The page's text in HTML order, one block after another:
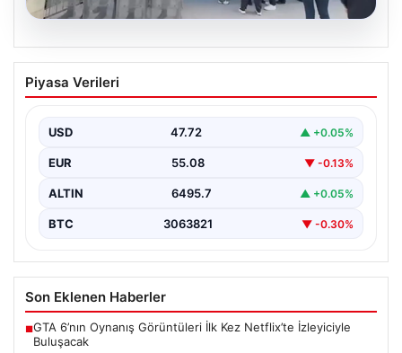
05.08.2026
Avcılar Belediyesi’ne operasyon. 12
şüpheli gözaltına alındı
12 Şüpheli Gözaltına Alındı", "content": "İstanbul'un
önemli ilçelerinden Avcılar'da…
Piyasa Verileri
USD 47.72 ▲ +0.05%
EUR 55.08 ▼ -0.13%
ALTIN 6495.7 ▲ +0.05%
BTC 3063821 ▼ -0.30%
Son Eklenen Haberler
■GTA 6’nın Oynanış Görüntüleri İlk Kez Netflix’te İzleyiciyle
Buluşacak